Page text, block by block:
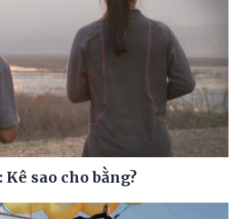
sao cho bằng?